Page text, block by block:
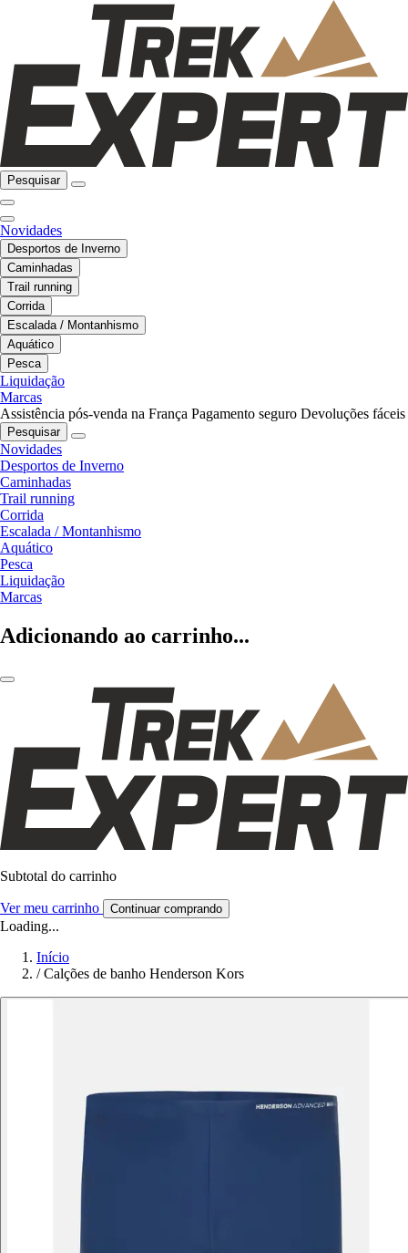
Pesquisar
Novidades
Desportos de Inverno
Caminhadas
Trail running
Corrida
Escalada / Montanhismo
Aquático
Pesca
Liquidação
Marcas
Assistência pós-venda na França Pagamento seguro Devoluções fáceis
Pesquisar
Novidades
Desportos de Inverno
Caminhadas
Trail running
Corrida
Escalada / Montanhismo
Aquático
Pesca
Liquidação
Marcas
Adicionando ao carrinho...
Subtotal do carrinho
Ver meu carrinho Continuar comprando
Loading...
Início
/ Calções de banho Henderson Kors